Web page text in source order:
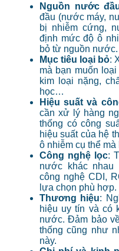
Nguồn nước
đầu (nước máy,
bị nhiễm cứng,
định mức độ ô
bỏ từ nguồn nước.
Mục tiêu loại bỏ:
mà bạn muốn
kim loại nặng,
học…
Hiệu suất và
cần xử lý hàng
thống có công
hiệu suất của hệ
ô nhiễm cụ thể mà
Công nghệ lọc:
nước khác nhau
công nghệ CDI,
lựa chọn phù hợp.
Thương hiệu:
hiệu uy tín và có
nước. Đảm bảo
thống cũng như
này.